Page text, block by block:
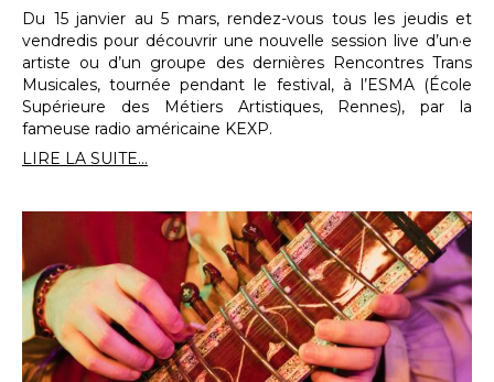
Du 15 janvier au 5 mars, rendez-vous tous les jeudis et
vendredis pour découvrir une nouvelle session live d’un·e
artiste ou d’un groupe des dernières Rencontres Trans
Musicales, tournée pendant le festival, à l’ESMA (École
Supérieure des Métiers Artistiques, Rennes), par la
fameuse radio américaine KEXP.
LIRE LA SUITE...